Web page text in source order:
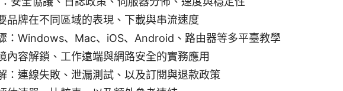
品牌在不同區域的表現、下載與串流速度
：Windows、Mac、iOS、Android、路由器等多平臺教學
內容解鎖、工作遠端與網路安全的實務應用
：連線失敗、泄漏測試、以及訂閱與退款政策